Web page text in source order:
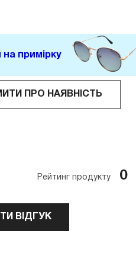
ПРО НАЯВНІСТЬ
примірку
Рейтинг продукту 0
ВІДГУК